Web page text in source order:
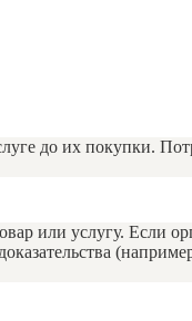
до их покупки.
или услугу. Если